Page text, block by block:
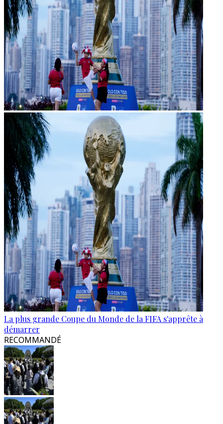
La plus grande Coupe du Monde de la FIFA s'apprête à
démarrer
RECOMMANDÉ